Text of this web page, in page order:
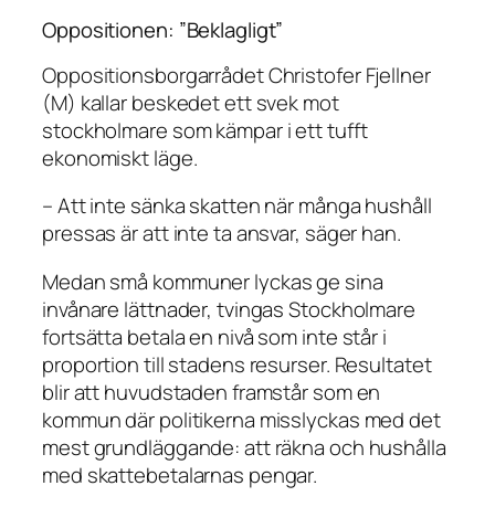
Oppositionen: ”Beklagligt”
Oppositionsborgarrådet Christofer Fjellner
(M) kallar beskedet ett svek mot
stockholmare som kämpar i ett tufft
ekonomiskt läge.
– Att inte sänka skatten när många hushåll
pressas är att inte ta ansvar, säger han.
Medan små kommuner lyckas ge sina
invånare lättnader, tvingas Stockholmare
fortsätta betala en nivå som inte står i
proportion till stadens resurser. Resultatet
blir att huvudstaden framstår som en
kommun där politikerna misslyckas med det
mest grundläggande: att räkna och hushålla
med skattebetalarnas pengar.